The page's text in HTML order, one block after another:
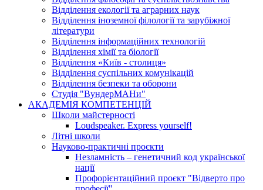
Відділення екології та аграрних наук
Відділення іноземної філології та зарубіжної
літератури
Відділення інформаційних технологій
Відділення хімії та біології
Відділення «Київ - столиця»
Відділення суспільних комунікацій
Відділення безпеки та оборони
Студія "ВундерМАНи"
АКАДЕМІЯ КОМПЕТЕНЦІЙ
Школи майстерності
Loudspeaker. Express yourself!
Літні школи
Науково-практичні проєкти
Незламність – генетичний код української
нації
Профорієнтаційний проєкт "Відверто про